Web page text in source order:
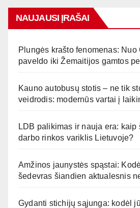
NAUJAUSI ĮRAŠAI
Plungės krašto fenomenas:
paveldo iki Žemaitijos gamtos
Kauno autobusų stotis – ne tik
veidrodis: modernūs vartai į
LDB palikimas ir nauja era: kaip
darbo rinkos variklis Lietuvoje?
Amžinos jaunystės spąstai:
šedevras šiandien aktualesnis
Gydanti stichijų sąjunga: kodėl